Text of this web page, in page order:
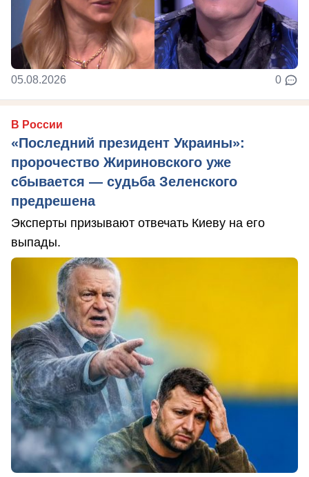
05.08.2026 0
В России
«Последний президент Украины»:
пророчество Жириновского уже
сбывается — судьба Зеленского
предрешена
Эксперты призывают отвечать Киеву на его
выпады.